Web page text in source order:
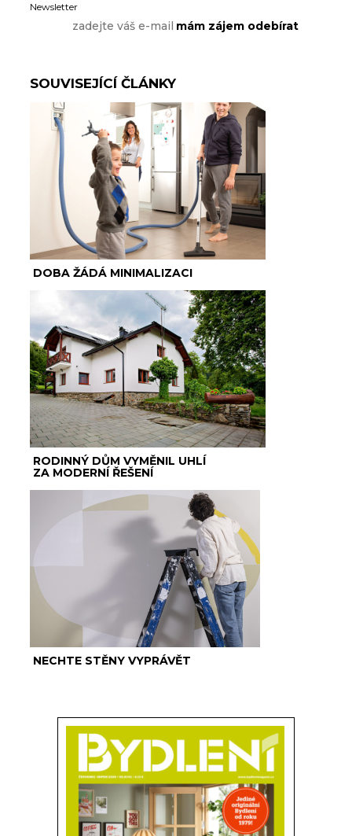
Newsletter
SOUVISEJÍCÍ ČLÁNKY
DOBA ŽÁDÁ MINIMALIZACI
RODINNÝ DŮM VYMĚNIL UHLÍ
ZA MODERNÍ ŘEŠENÍ
NECHTE STĚNY VYPRÁVĚT